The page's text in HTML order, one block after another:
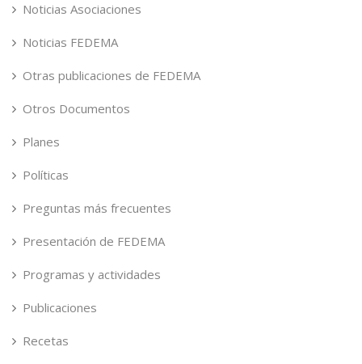
Noticias Asociaciones
Noticias FEDEMA
Otras publicaciones de FEDEMA
Otros Documentos
Planes
Políticas
Preguntas más frecuentes
Presentación de FEDEMA
Programas y actividades
Publicaciones
Recetas